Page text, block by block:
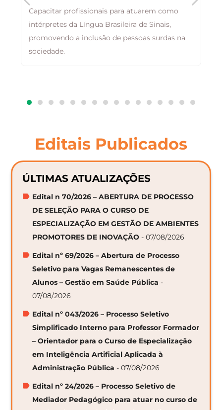
Capacitar profissionais para atuarem como
intérpretes da Língua Brasileira de Sinais,
promovendo a inclusão de pessoas surdas na
sociedade.
Editais Publicados
ÚLTIMAS ATUALIZAÇÕES
Edital n 70/2026 – ABERTURA DE PROCESSO
DE SELEÇÃO PARA O CURSO DE
ESPECIALIZAÇÃO EM GESTÃO DE AMBIENTES
PROMOTORES DE INOVAÇÃO - 07/08/2026
Edital nº 69/2026 – Abertura de Processo
Seletivo para Vagas Remanescentes de
Alunos – Gestão em Saúde Pública -
07/08/2026
Edital nº 043/2026 – Processo Seletivo
Simplificado Interno para Professor Formador
– Orientador para o Curso de Especialização
em Inteligência Artificial Aplicada à
Administração Pública - 07/08/2026
Edital nº 24/2026 – Processo Seletivo de
Mediador Pedagógico para atuar no curso de